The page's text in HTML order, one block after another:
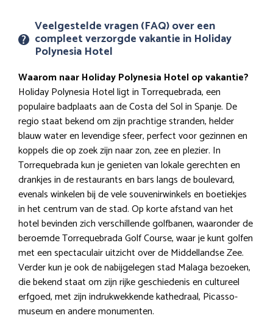
Veelgestelde vragen (FAQ) over een
compleet verzorgde vakantie in Holiday
Polynesia Hotel
Waarom naar Holiday Polynesia Hotel op vakantie?
Holiday Polynesia Hotel ligt in Torrequebrada, een
populaire badplaats aan de Costa del Sol in Spanje. De
regio staat bekend om zijn prachtige stranden, helder
blauw water en levendige sfeer, perfect voor gezinnen en
koppels die op zoek zijn naar zon, zee en plezier. In
Torrequebrada kun je genieten van lokale gerechten en
drankjes in de restaurants en bars langs de boulevard,
evenals winkelen bij de vele souvenirwinkels en boetiekjes
in het centrum van de stad. Op korte afstand van het
hotel bevinden zich verschillende golfbanen, waaronder de
beroemde Torrequebrada Golf Course, waar je kunt golfen
met een spectaculair uitzicht over de Middellandse Zee.
Verder kun je ook de nabijgelegen stad Malaga bezoeken,
die bekend staat om zijn rijke geschiedenis en cultureel
erfgoed, met zijn indrukwekkende kathedraal, Picasso-
museum en andere monumenten.